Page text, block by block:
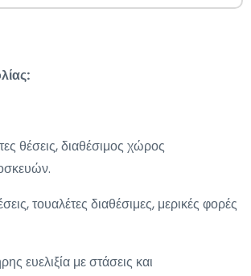
θέσεις, διαθέσιμος χώρος
τουαλέτες διαθέσιμες, μερικές φορές
ευελιξία με στάσεις και